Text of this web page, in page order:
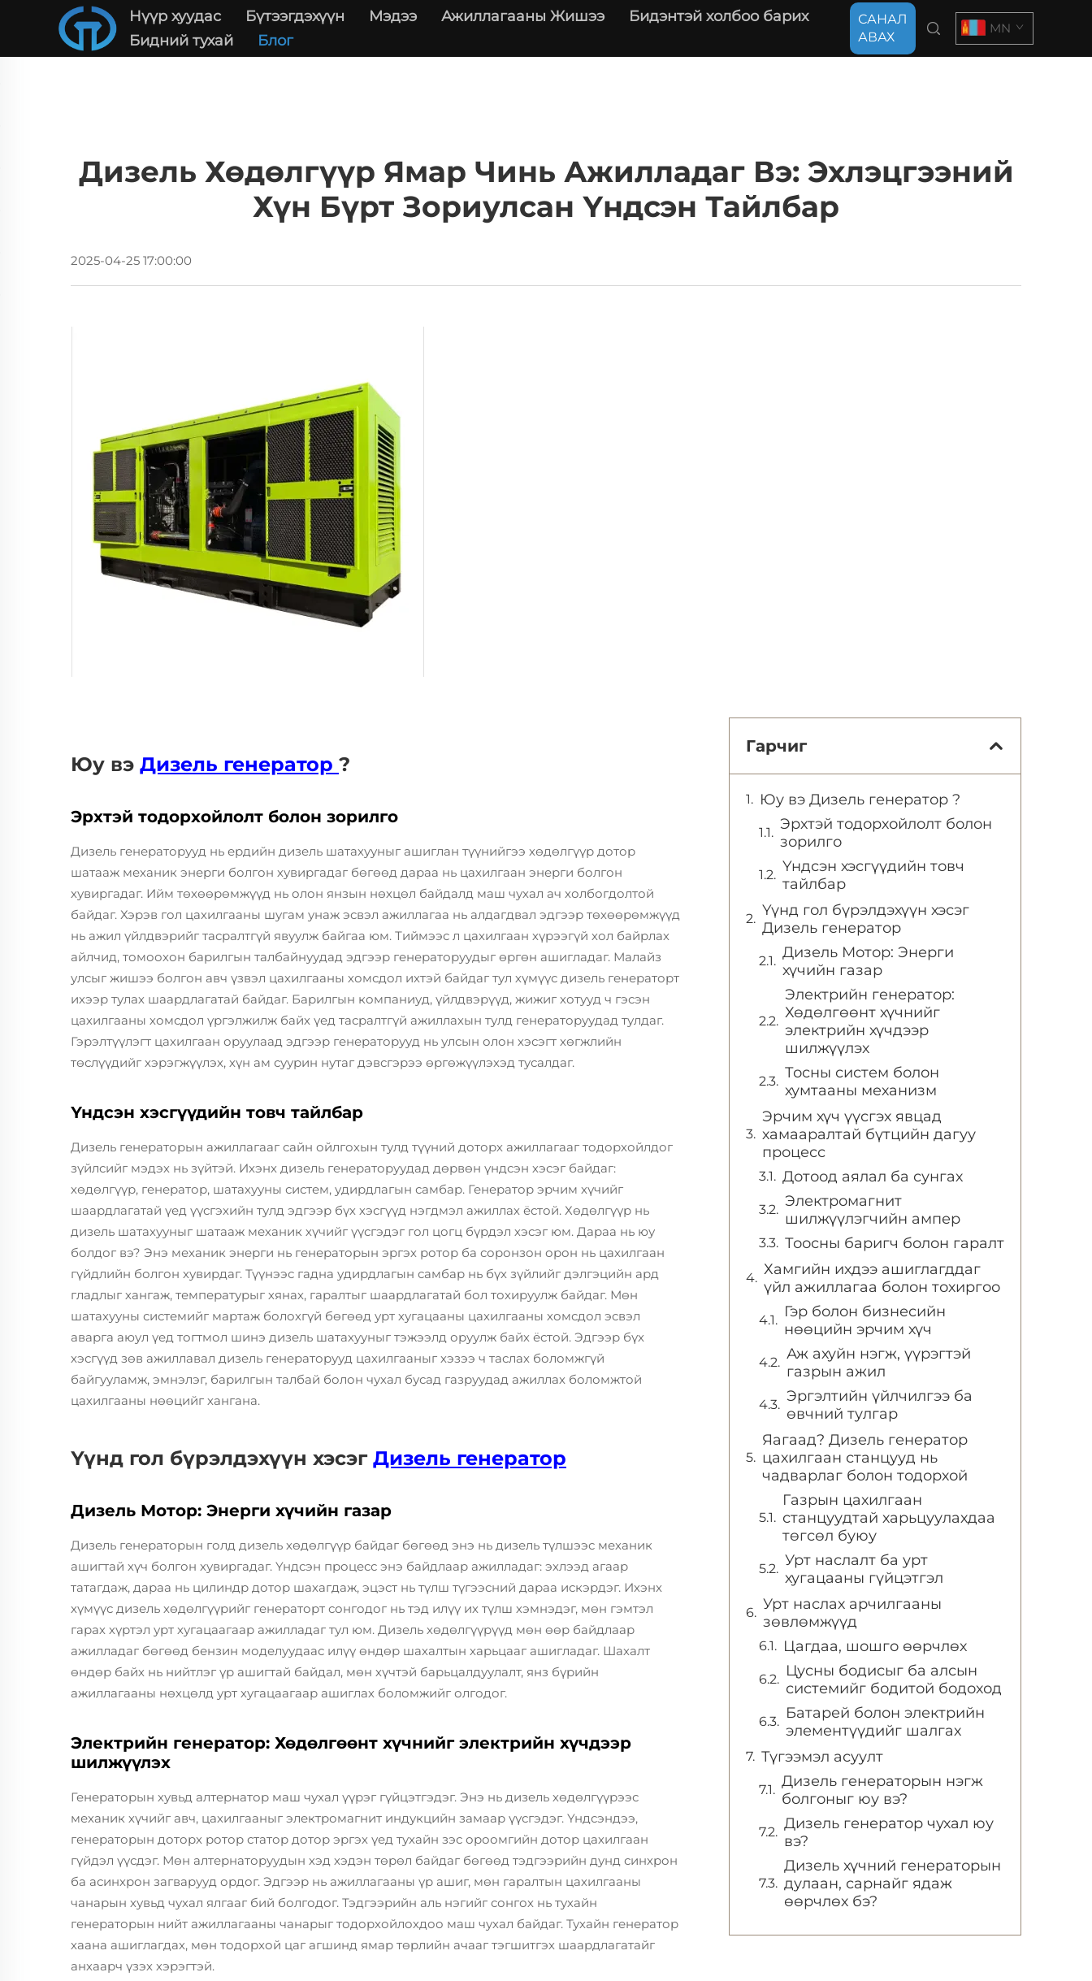
Нүүр хуудас Бүтээгдэхүүн Мэдээ Ажиллагааны Жишээ
Бидэнтэй холбоо барих
Бидний тухай
Блог
САНАЛ
АВАХ
MN
Дизель Хөдөлгүүр Ямар Чинь Ажилладаг Вэ: Эхлэцгээний
Хүн Бүрт Зориулсан Үндсэн Тайлбар
2025-04-25 17:00:00
Юу вэ Дизель генератор ?
Эрхтэй тодорхойлолт болон зорилго
Дизель генераторууд нь ердийн дизель шатахууныг ашиглан түүнийгээ хөдөлгүүр дотор
шатааж механик энерги болгон хувиргадаг бөгөөд дараа нь цахилгаан энерги болгон
хувиргадаг. Ийм төхөөрөмжүүд нь олон янзын нөхцөл байдалд маш чухал ач холбогдолтой
байдаг. Хэрэв гол цахилгааны шугам унаж эсвэл ажиллагаа нь алдагдвал эдгээр төхөөрөмжүүд
нь ажил үйлдвэрийг тасралтгүй явуулж байгаа юм. Тиймээс л цахилгаан хүрээгүй хол байрлах
айлчид, томоохон барилгын талбайнуудад эдгээр генераторуудыг өргөн ашигладаг. Малайз
улсыг жишээ болгон авч үзвэл цахилгааны хомсдол ихтэй байдаг тул хүмүүс дизель генераторт
ихээр тулах шаардлагатай байдаг. Барилгын компаниуд, үйлдвэрүүд, жижиг хотууд ч гэсэн
цахилгааны хомсдол үргэлжилж байх үед тасралтгүй ажиллахын тулд генераторуудад тулдаг.
Гэрэлтүүлэгт цахилгаан оруулаад эдгээр генераторууд нь улсын олон хэсэгт хөгжлийн
төслүүдийг хэрэгжүүлэх, хүн ам суурин нутаг дэвсгэрээ өргөжүүлэхэд тусалдаг.
Үндсэн хэсгүүдийн товч тайлбар
Дизель генераторын ажиллагааг сайн ойлгохын тулд түүний доторх ажиллагааг тодорхойлдог
зүйлсийг мэдэх нь зүйтэй. Ихэнх дизель генераторуудад дөрвөн үндсэн хэсэг байдаг:
хөдөлгүүр, генератор, шатахууны систем, удирдлагын самбар. Генератор эрчим хүчийг
шаардлагатай үед үүсгэхийн тулд эдгээр бүх хэсгүүд нэгдмэл ажиллах ёстой. Хөдөлгүүр нь
дизель шатахууныг шатааж механик хүчийг үүсгэдэг гол цогц бүрдэл хэсэг юм. Дараа нь юу
болдог вэ? Энэ механик энерги нь генераторын эргэх ротор ба соронзон орон нь цахилгаан
гүйдлийн болгон хувирдаг. Түүнээс гадна удирдлагын самбар нь бүх зүйлийг дэлгэцийн ард
гладлыг хангаж, температурыг хянах, гаралтыг шаардлагатай бол тохируулж байдаг. Мөн
шатахууны системийг мартаж болохгүй бөгөөд урт хугацааны цахилгааны хомсдол эсвэл
аварга аюул үед тогтмол шинэ дизель шатахууныг тэжээлд оруулж байх ёстой. Эдгээр бүх
хэсгүүд зөв ажиллавал дизель генераторууд цахилгааныг хэзээ ч таслах боломжгүй
байгууламж, эмнэлэг, барилгын талбай болон чухал бусад газруудад ажиллах боломжтой
цахилгааны нөөцийг хангана.
Үүнд гол бүрэлдэхүүн хэсэг Дизель генератор
Дизель Мотор: Энерги хүчийн газар
Дизель генераторын голд дизель хөдөлгүүр байдаг бөгөөд энэ нь дизель түлшээс механик
ашигтай хүч болгон хувиргадаг. Үндсэн процесс энэ байдлаар ажилладаг: эхлээд агаар
татагдаж, дараа нь цилиндр дотор шахагдаж, эцэст нь түлш түгээсний дараа искэрдэг. Ихэнх
хүмүүс дизель хөдөлгүүрийг генераторт сонгодог нь тэд илүү их түлш хэмнэдэг, мөн гэмтэл
гарах хүртэл урт хугацаагаар ажилладаг тул юм. Дизель хөдөлгүүрүүд мөн өөр байдлаар
ажилладаг бөгөөд бензин моделуудаас илүү өндөр шахалтын харьцааг ашигладаг. Шахалт
өндөр байх нь нийтлэг үр ашигтай байдал, мөн хүчтэй барьцалдуулалт, янз бүрийн
ажиллагааны нөхцөлд урт хугацаагаар ашиглах боломжийг олгодог.
Электрийн генератор: Хөдөлгөөнт хүчнийг электрийн хүчдээр
шилжүүлэх
Генераторын хувьд алтернатор маш чухал үүрэг гүйцэтгэдэг. Энэ нь дизель хөдөлгүүрээс
механик хүчийг авч, цахилгааныг электромагнит индукцийн замаар үүсгэдэг. Үндсэндээ,
генераторын доторх ротор статор дотор эргэх үед тухайн зэс ороомгийн дотор цахилгаан
гүйдэл үүсдэг. Мөн алтернаторуудын хэд хэдэн төрөл байдаг бөгөөд тэдгээрийн дунд синхрон
ба асинхрон загварууд ордог. Эдгээр нь ажиллагааны үр ашиг, мөн гаралтын цахилгааны
чанарын хувьд чухал ялгааг бий болгодог. Тэдгээрийн аль нэгийг сонгох нь тухайн
генераторын нийт ажиллагааны чанарыг тодорхойлохдоо маш чухал байдаг. Тухайн генератор
хаана ашиглагдах, мөн тодорхой цаг агшинд ямар төрлийн ачааг тэгшитгэх шаардлагатайг
анхаарч үзэх хэрэгтэй.
Гарчиг
Юу вэ Дизель генератор ?
Эрхтэй тодорхойлолт болон
зорилго
Үндсэн хэсгүүдийн товч
тайлбар
Үүнд гол бүрэлдэхүүн хэсэг
Дизель генератор
Дизель Мотор: Энерги
хүчийн газар
Электрийн генератор:
Хөдөлгөөнт хүчнийг
электрийн хүчдээр
шилжүүлэх
Тосны систем болон
хумтааны механизм
Эрчим хүч үүсгэх явцад
хамааралтай бүтцийн дагуу
процесс
Дотоод аялал ба сунгах
Электромагнит
шилжүүлэгчийн ампер
Тоосны баригч болон гаралт
Хамгийн ихдээ ашиглагддаг
үйл ажиллагаа болон тохиргоо
Гэр болон бизнесийн
нөөцийн эрчим хүч
Аж ахуйн нэгж, үүрэгтэй
газрын ажил
Эргэлтийн үйлчилгээ ба
өвчний тулгар
Яагаад? Дизель генератор
цахилгаан станцууд нь
чадварлаг болон тодорхой
Газрын цахилгаан
станцуудтай харьцуулахдаа
төгсөл буюу
Урт наслалт ба урт
хугацааны гүйцэтгэл
Урт наслах арчилгааны
зөвлөмжүүд
Цагдаа, шошго өөрчлөх
Цусны бодисыг ба алсын
системийг бодитой бодоход
Батарей болон электрийн
элементүүдийг шалгах
Түгээмэл асуулт
Дизель генераторын нэгж
болгоныг юу вэ?
Дизель генератор чухал юу
вэ?
Дизель хүчний генераторын
дулаан, сарнайг ядаж
өөрчлөх бэ?